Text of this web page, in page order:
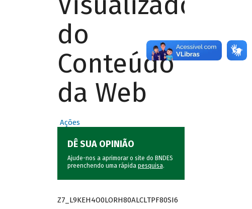
do
Conteúdo
da Web
Ações
DÊ SUA OPINIÃO
Ajude-nos a aprimorar o site do BNDES
preenchendo uma rápida pesquisa.
Z7_L9KEH4O0LORH80ALCLTPF80SI6